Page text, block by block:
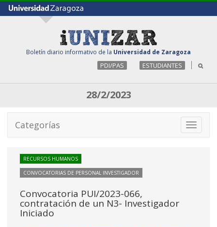
Boletín diario informativo de la Universidad de Zaragoza
PDI/PAS ESTUDIANTES
28/2/2023
Toggle
Categorías
RECURSOS HUMANOS
CONVOCATORIAS DE PERSONAL INVESTIGADOR
Convocatoria PUI/2023-066,
contratación de un N3- Investigador
Iniciado